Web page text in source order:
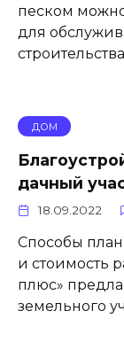
песком
для
строительства
ДОМ
дачный
18.09.2022
Способы
и стоимость
плюс»
земельного